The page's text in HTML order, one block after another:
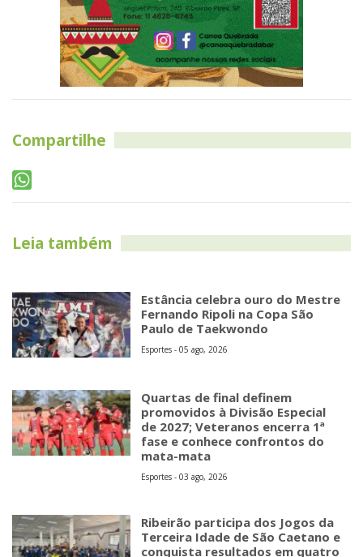
Compartilhe
Leia também
Estância celebra ouro do Mestre
Fernando Ripoli na Copa São
Paulo de Taekwondo
Esportes - 05 ago, 2026
Quartas de final definem
promovidos à Divisão Especial
de 2027; Veteranos encerra 1ª
fase e conhece confrontos do
mata-mata
Esportes - 03 ago, 2026
Ribeirão participa dos Jogos da
Terceira Idade de São Caetano e
conquista resultados em quatro